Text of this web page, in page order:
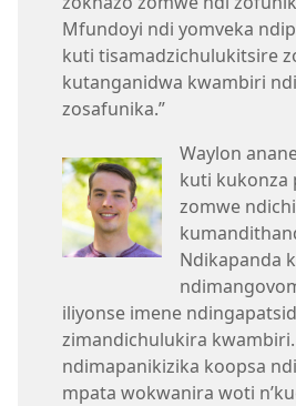
Mfundoyi ndi yomveka
kuti tisamadzichulukitsire
kutanganidwa kwambiri
zosafunika.”
Waylon
kuti kukonza
zomwe
Ndikapanda
iliyonse imene
zimandichulukira
ndimapanikizika koopsa
mpata wokwanira woti